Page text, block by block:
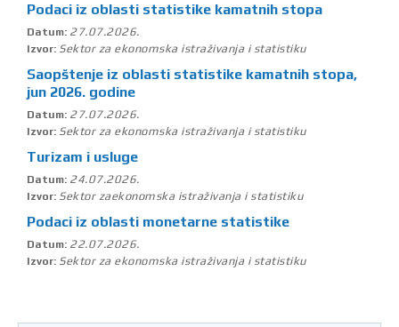
Podaci iz oblasti statistike kamatnih stopa
Datum: 27.07.2026.
Izvor: Sektor za ekonomska istraživanja i statistiku
Saopštenje iz oblasti statistike kamatnih stopa,
jun 2026. godine
Datum: 27.07.2026.
Izvor: Sektor za ekonomska istraživanja i statistiku
Turizam i usluge
Datum: 24.07.2026.
Izvor: Sektor zaekonomska istraživanja i statistiku
Podaci iz oblasti monetarne statistike
Datum: 22.07.2026.
Izvor: Sektor za ekonomska istraživanja i statistiku